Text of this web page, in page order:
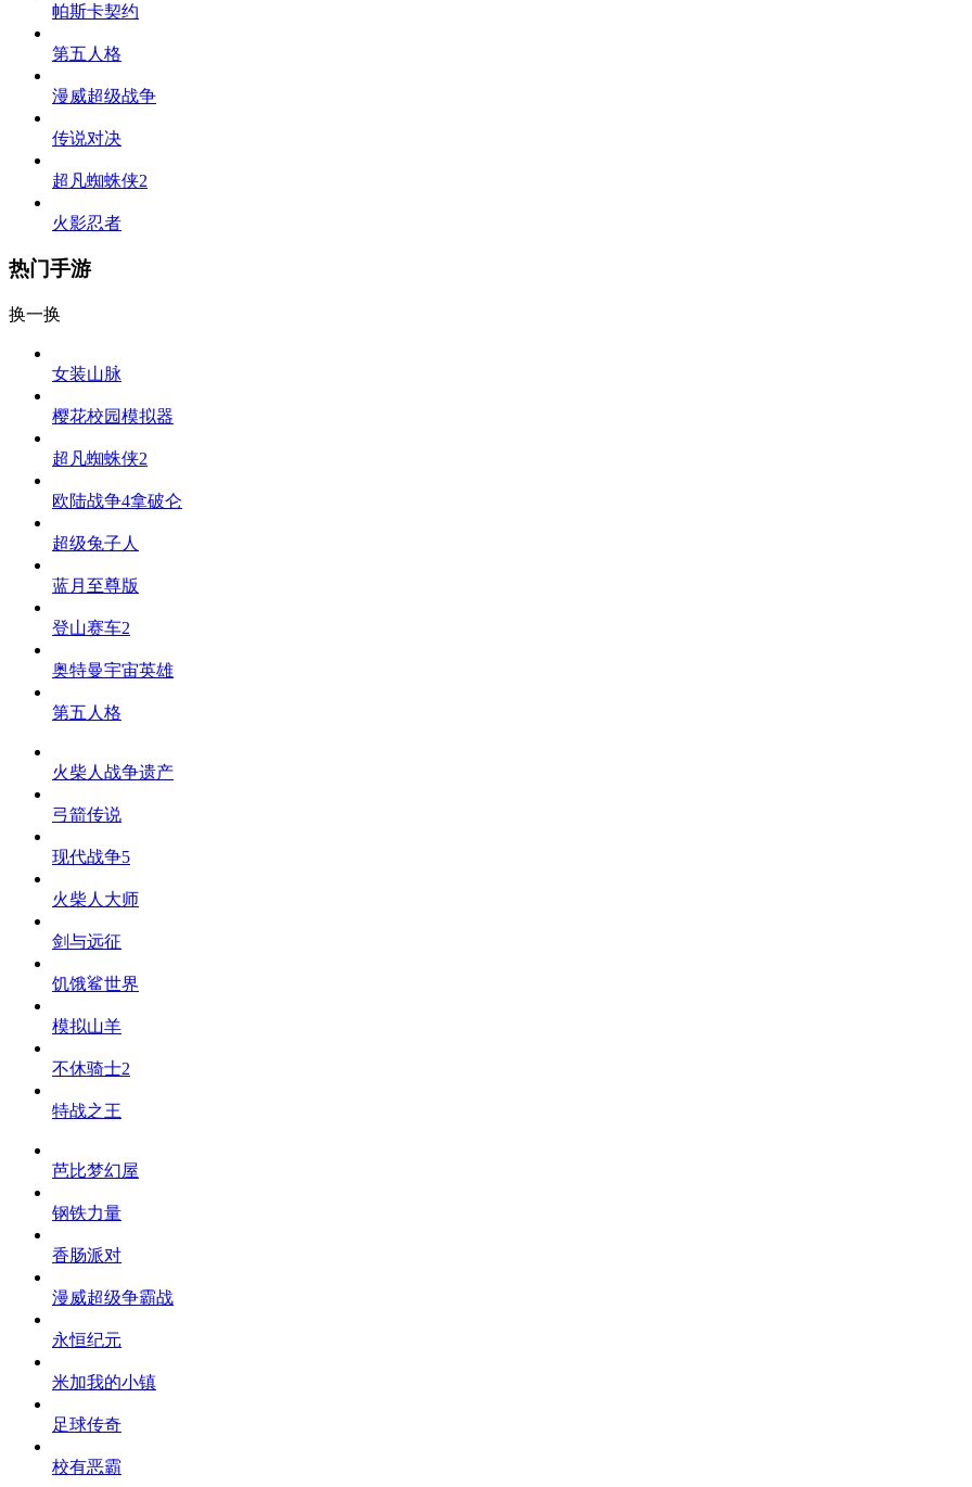
帕斯卡契约
第五人格
漫威超级战争
传说对决
超凡蜘蛛侠2
火影忍者
热门手游
换一换
女装山脉
樱花校园模拟器
超凡蜘蛛侠2
欧陆战争4拿破仑
超级兔子人
蓝月至尊版
登山赛车2
奥特曼宇宙英雄
第五人格
火柴人战争遗产
弓箭传说
现代战争5
火柴人大师
剑与远征
饥饿鲨世界
模拟山羊
不休骑士2
特战之王
芭比梦幻屋
钢铁力量
香肠派对
漫威超级争霸战
永恒纪元
米加我的小镇
足球传奇
校有恶霸